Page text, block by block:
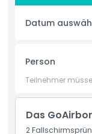
Macau und
ausprobieren
Ihnen zur Seite,
Datum
Person
Teilnehmer
Das
2